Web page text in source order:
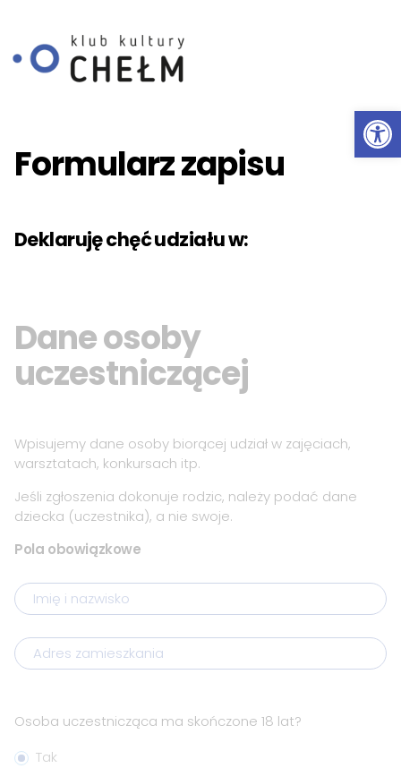
Formularz zapisu
Deklaruję chęć udziału w:
Dane osoby
uczestniczącej
Wpisujemy dane osoby biorącej udział w zajęciach,
warsztatach, konkursach itp.
Jeśli zgłoszenia dokonuje rodzic, należy podać dane
dziecka (uczestnika), a nie swoje.
Formularz
Pola obowiązkowe
Imię i nazwisko
Adres zamieszkania
Osoba uczestnicząca ma skończone 18 lat?
Tak